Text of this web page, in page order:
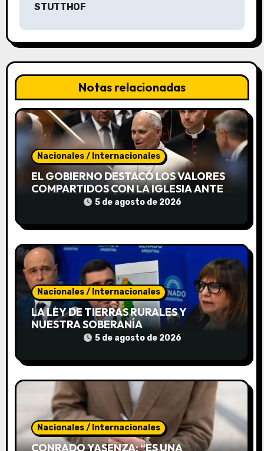
i
ó
d
e
e
n
r
a
d
a
STUTTHOF
Notas relacionadas
Nacionales / Internacionales
EL GOBIERNO DESTACÓ LOS VALORES
COMPARTIDOS CON LA IGLESIA ANTE
LA VISITA DE LEÓN XIV
5 de agosto de 2026
Nacionales / Internacionales
LA LEY DE TIERRAS RURALES Y
NUESTRA SOBERANÍA
5 de agosto de 2026
Nacionales / Internacionales
CONRADO YASENZA: “ES UNA